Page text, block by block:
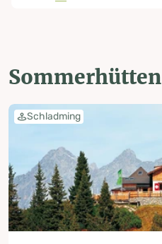
Sommerhütten
Schladming